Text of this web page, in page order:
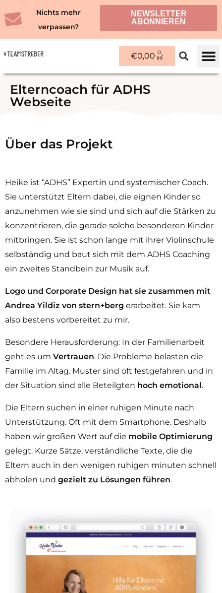
Inhalt
Nichts mehr
verpassen?
NEWSLETTER
ABONNIEREN
€0,00 0
WARENKORB
Elterncoach für ADHS
Webseite
Über das Projekt
Heike ist “ADHS” Expertin und systemischer Coach.
Sie unterstützt Eltern dabei, die eignen Kinder so
anzunehmen wie sie sind und sich auf die Stärken zu
konzentrieren, die gerade solche besonderen Kinder
mitbringen. Sie ist schon lange mit ihrer Violinschule
selbständig und baut sich mit dem ADHS Coaching
ein zweites Standbein zur Musik auf.
Logo und Corporate Design hat sie zusammen mit
Andrea Yildiz von stern+berg erarbeitet. Sie kam
also bestens vorbereitet zu mir.
Besondere Herausforderung: In der Familienarbeit
geht es um Vertrauen. Die Probleme belasten die
Familie im Altag. Muster sind oft festgefahren und in
der Situation sind alle Beteilgten hoch emotional.
Die Eltern suchen in einer ruhigen Minute nach
Unterstützung. Oft mit dem Smartphone. Deshalb
haben wir großen Wert auf die mobile Optimierung
gelegt. Kurze Sätze, verständliche Texte, die die
Eltern auch in den wenigen ruhigen minuten schnell
abholen und gezielt zu Lösungen führen.